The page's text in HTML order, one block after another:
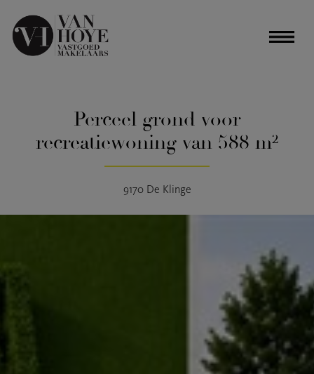
Perceel grond voor
recreatiewoning van 588 m²
9170 De Klinge